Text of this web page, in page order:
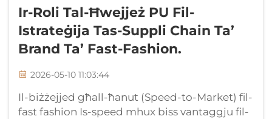
Ir-Roli Tal-Ħwejjeż PU Fil-
Istrateġija Tas-Suppli Chain Ta’
Brand Ta’ Fast-Fashion.
2026-05-10 11:03:44
Il-biżżejjed għall-ħanut (Speed-to-Market) fil-
fast fashion Is-speed mhux biss vantaggju fil-